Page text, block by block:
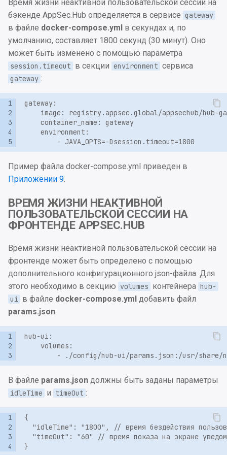
и
я
п
о
и
с
Приложение 5.
скриптов AppSec.Hub CLI
Приложение 6. Примеры
Приложение 7.
сканирования
CLI
Приложение 8. Коды
выхода Meta-Runner
Приложение 9. Пример
docker-compose.yml для
контейнера AppSec.Hub
Приложение 10. Пример
docker-compose.yml для
контейнера hub-engine-
manager
контейнера hub-engine-
Конфигурационный
Конфигурационный
Oбновление 2024.2.2 до
2024.3.1
Oбновление 2024.2.1 до
2024.2.2
Oбновление 2024.1.6 до
2024.2.1
Oбновление 2024.1.5 до
2024.1.6
Oбновление 2024.1.4 до
Oбновление 2024.1.3 до
2024.1.4
Oбновление 2024.1.2 до
2024.1.3
Oбновление 2024.1.1 до
2024.1.2
2024.1.1
Oбновление 2023.5.3 до
Oбновление 2023.5.2 до
2023.5.3
Oбновление 2023.5.1 до
2023.5.2
Интеграция с GitLab CI/CD
Установка и настройка
Dashboard JVM Micrometer
в Prometheus/Grafana
Отключение
Quality Gates
Настройки тегирования
Категории уязвимостей
Настройки корреляции
уязвимостей
Релизы
Релизные объекты
Онбординг
Время жизни неактивной пользовательской сессии на
бэкенде AppSec.Hub определяется в сервисе gateway
в файле docker-compose.yml в секундах и, по
умолчанию, составляет 1800 секунд (30 минут). Оно
может быть изменено с помощью параметра
session.timeout в секции environment сервиса
gateway :
Пример файла docker-compose.yml приведен в
Приложении 9.
ВРЕМЯ ЖИЗНИ НЕАКТИВНОЙ
ПОЛЬЗОВАТЕЛЬСКОЙ СЕССИИ НА
ФРОНТЕНДЕ APPSEC.HUB
Время жизни неактивной пользовательской сессии на
фронтенде может быть определено с помощью
дополнительного конфигурационного json-файла. Для
этого необходимо в секцию volumes контейнера hub-
ui в файле docker-compose.yml добавить файл
params.json:
В файле params.json должны быть заданы параметры
idleTime и timeOut :